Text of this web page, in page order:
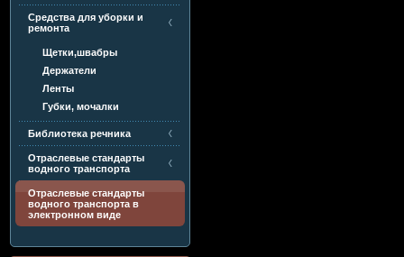
Средства для уборки и
ремонта
Щетки,швабры
Держатели
Ленты
Губки, мочалки
Библиотека речника
Отраслевые стандарты
водного транспорта
Отраслевые стандарты
водного транспорта в
электронном виде